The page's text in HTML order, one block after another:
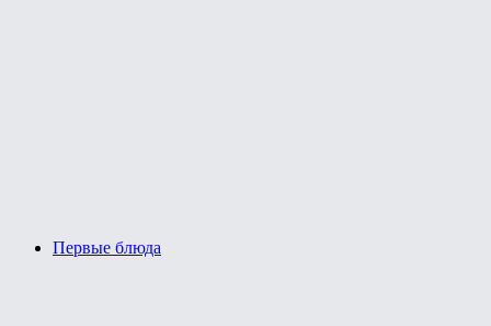
Первые блюда